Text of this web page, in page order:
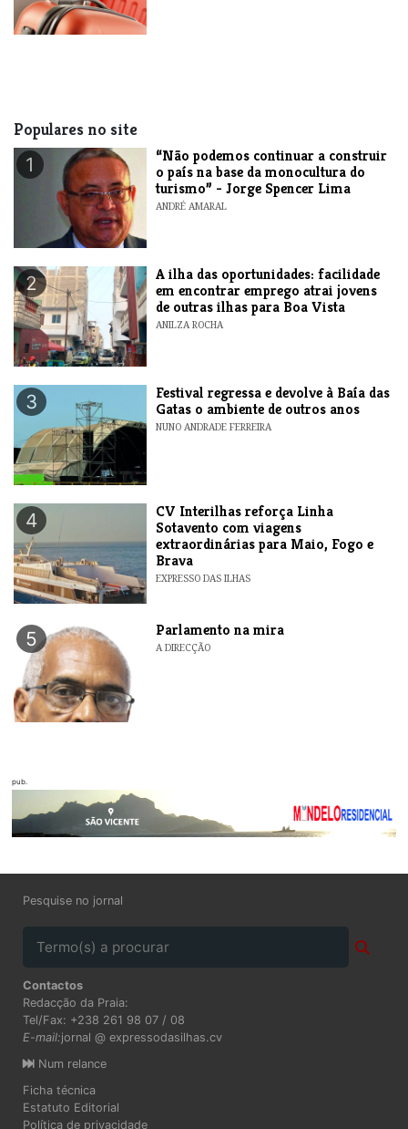
Populares no site
1
“Não podemos continuar a construir
o país na base da monocultura do
turismo” - Jorge Spencer Lima
ANDRÉ AMARAL
2
A ilha das oportunidades: facilidade
em encontrar emprego atrai jovens
de outras ilhas para Boa Vista
ANILZA ROCHA
3
Festival regressa e devolve à Baía das
Gatas o ambiente de outros anos
NUNO ANDRADE FERREIRA
4
​CV Interilhas reforça Linha
Sotavento com viagens
extraordinárias para Maio, Fogo e
Brava
EXPRESSO DAS ILHAS
5 Parlamento na mira
A DIRECÇÃO
pub.
Pesquise no jornal
Contactos
Redacção da Praia:
Tel/Fax: +238 261 98 07 / 08
E-mail:jornal @ expressodasilhas.cv
Num relance
Ficha técnica
Estatuto Editorial
Política de privacidade